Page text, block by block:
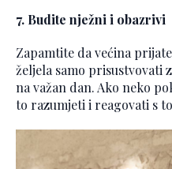
7. Budite nježni i obazrivi
Zapamtite da većina
željela samo prisustvovati
na važan dan. Ako neko
to razumjeti i reagovati s